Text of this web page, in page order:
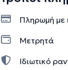
Πληρωμή με
Μετρητά
Ιδιωτικό